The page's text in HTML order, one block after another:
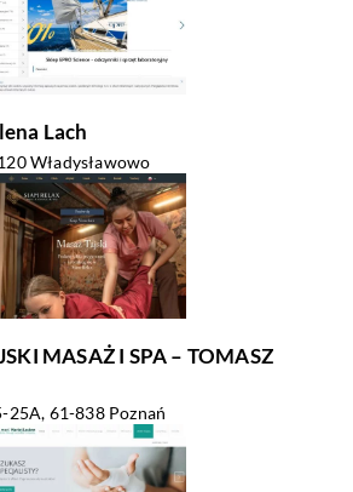
Lach
Władysławowo
MASAŻ I SPA – TOMASZ
25A, 61-838 Poznań